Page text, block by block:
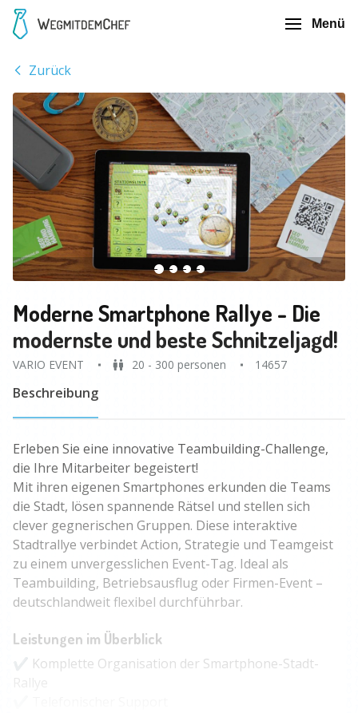
Menü
Zurück
Moderne Smartphone Rallye - Die
modernste und beste Schnitzeljagd!
VARIO EVENT 20 - 300 personen 14657
Beschreibung
Erleben Sie eine innovative Teambuilding-Challenge,
die Ihre Mitarbeiter begeistert!
Mit ihren eigenen Smartphones erkunden die Teams
die Stadt, lösen spannende Rätsel und stellen sich
clever gegnerischen Gruppen. Diese interaktive
Stadtrallye verbindet Action, Strategie und Teamgeist
zu einem unvergesslichen Event-Tag. Ideal als
Teambuilding, Betriebsausflug oder Firmen-Event –
deutschlandweit flexibel durchführbar.
Leistungen im Überblick
✔ Komplette Organisation der Smartphone-Stadt-